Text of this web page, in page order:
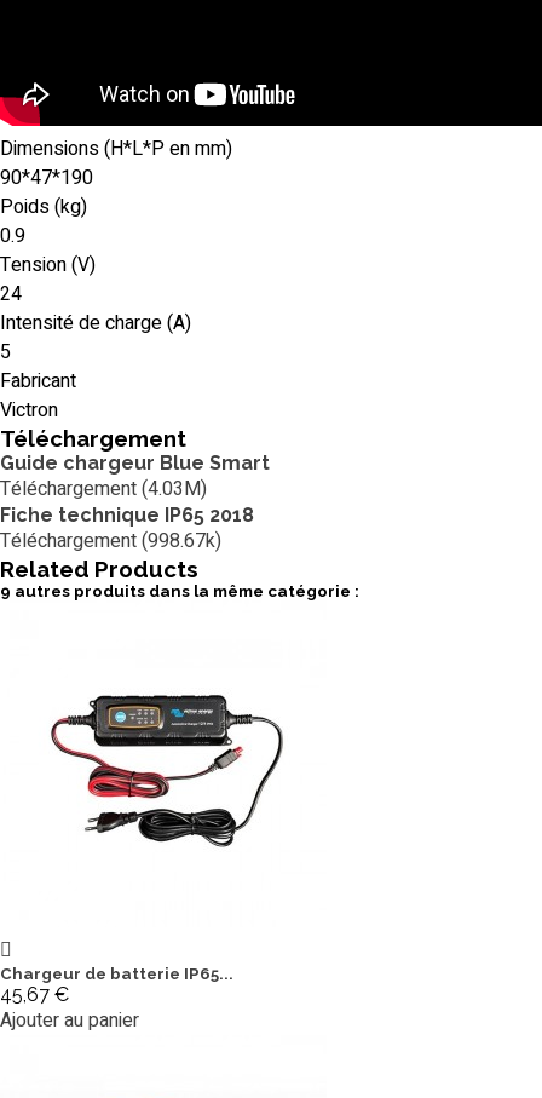
Dimensions (H*L*P en mm)
90*47*190
Poids (kg)
0.9
Tension (V)
24
Intensité de charge (A)
5
Fabricant
Victron
Téléchargement
Guide chargeur Blue Smart
Téléchargement (4.03M)
Fiche technique IP65 2018
Téléchargement (998.67k)
Related Products
9 autres produits dans la même catégorie :
Chargeur de batterie IP65...
45,67 €
Ajouter au panier